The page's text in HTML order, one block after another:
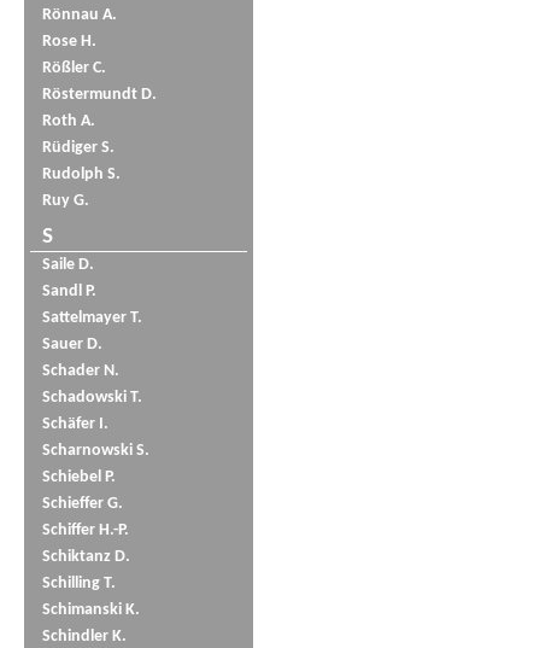
Rönnau A.
Rose H.
Rößler C.
Röstermundt D.
Roth A.
Rüdiger S.
Rudolph S.
Ruy G.
S
Saile D.
Sandl P.
Sattelmayer T.
Sauer D.
Schader N.
Schadowski T.
Schäfer I.
Scharnowski S.
Schiebel P.
Schieffer G.
Schiffer H.-P.
Schiktanz D.
Schilling T.
Schimanski K.
Schindler K.